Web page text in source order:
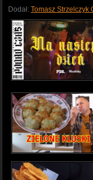
Dodał: Tomasz Strzelczyk